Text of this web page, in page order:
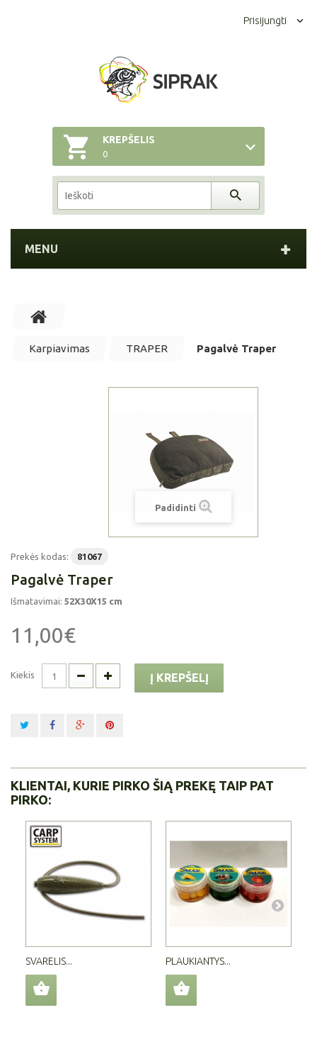
Prisijungti
KREPŠELIS
0
MENU
Karpiavimas TRAPER Pagalvė Traper
Padidinti
Prekės kodas: 81067
Pagalvė Traper
Išmatavimai: 52X30X15 cm
11,00€
Kiekis Į KREPŠELĮ
KLIENTAI, KURIE PIRKO ŠIĄ PREKĘ TAIP PAT
PIRKO:
SVARELIS... PLAUKIANTYS...